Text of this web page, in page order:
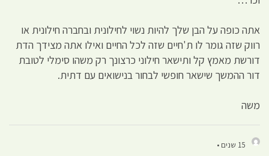
אתה כופה על הבן שלך להיות נשוי לחילונית ובחברה חילונית או
רווק שזה גומר לו ת'חיים שזה לכל החיים ואילו אתה מצידך הדת
דורשת מאמץ קל ותישאר חילוני כרצונך רק משהו סימלי לטובת
דור ההמשך שישאר חופשי לבחור בנישואים עם דתית.
משה
15 שנים •